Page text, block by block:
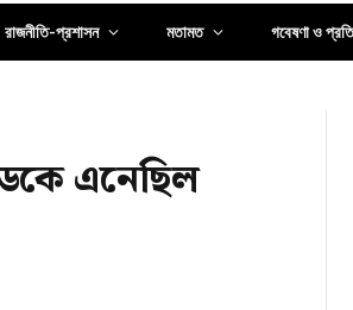
রাজনীতি-প্রশাসন মতামত গবেষণা ও
এনেছিল